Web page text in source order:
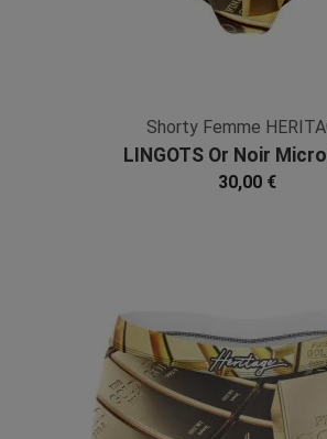
Shorty Femme
LINGOTS Or Noir
30,00 €